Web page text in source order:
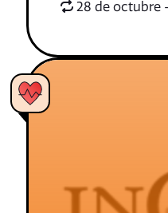
28 de octubre